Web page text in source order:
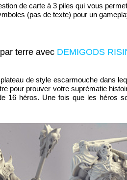
de carte à 3 piles qui vous
(pas de texte) pour un
terre avec DEMIGODS
de style escarmouche dans
pour prouver votre suprématie
16 héros. Une fois que les héros